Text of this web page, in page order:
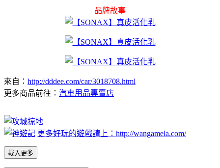
品牌故事
來自： http://dddee.com/car/3018708.html
更多商品前往： 汽車用品專賣店
更多好玩的遊戲請上：http://wangamela.com/
載入更多